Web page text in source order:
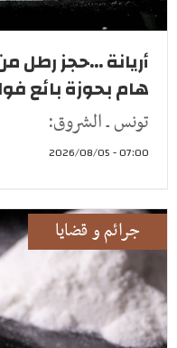
أريانة ...حجز رطل
هام بحوزة بائع
تونس ـ الشروق:
07:00 - 2026/08/05
جرائم و قضايا